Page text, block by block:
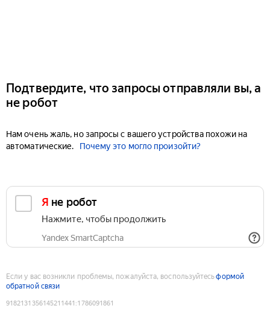
Подтвердите, что запросы отправляли вы, а
не робот
Нам очень жаль, но запросы с вашего устройства похожи на
автоматические.
Почему это могло произойти?
Я не робот
Нажмите, чтобы продолжить
Yandex SmartCaptcha
Если у вас возникли проблемы, пожалуйста, воспользуйтесьформой
обратной связи
9182131356145211441 :1786091861